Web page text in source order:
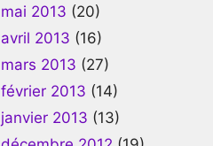
mai 2013 (20)
avril 2013 (16)
mars 2013 (27)
février 2013 (14)
janvier 2013 (13)